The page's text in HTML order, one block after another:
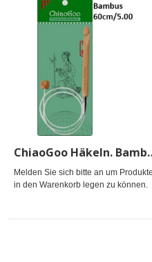
ChiaoGoo
Melden Sie sich bitte an um Produkte
in den Warenkorb legen zu können.